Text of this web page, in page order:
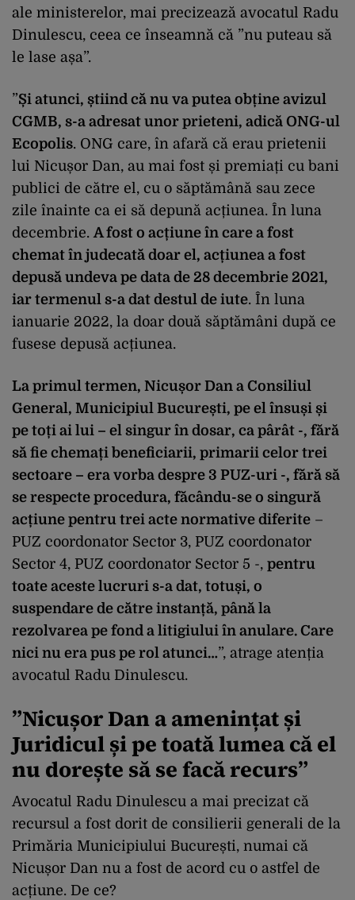
ale ministerelor, mai precizează avocatul Radu
Dinulescu, ceea ce înseamnă că ”nu puteau să
le lase așa”.
”Și atunci, știind că nu va putea obține avizul
CGMB, s-a adresat unor prieteni, adică ONG-ul
Ecopolis. ONG care, în afară că erau prietenii
lui Nicușor Dan, au mai fost și premiați cu bani
publici de către el, cu o săptămână sau zece
zile înainte ca ei să depună acțiunea. În luna
decembrie.A fost o acțiune în care a fost
chemat în judecată doar el, acțiunea a fost
depusă undeva pe data de 28 decembrie 2021,
iar termenul s-a dat destul de iute. În luna
ianuarie 2022, la doar două săptămâni după ce
fusese depusă acțiunea.
La primul termen, Nicușor Dan a Consiliul
General, Municipiul București, pe el însuși și
pe toți ai lui – el singur în dosar, ca pârât -, fără
să fie chemați beneficiarii, primarii celor trei
sectoare – era vorba despre 3 PUZ-uri -, fără să
se respecte procedura, făcându-se o singură
acțiune pentru trei acte normative diferite –
PUZ coordonator Sector 3, PUZ coordonator
Sector 4, PUZ coordonator Sector 5 -, pentru
toate aceste lucruri s-a dat, totuși, o
suspendare de către instanță, până la
rezolvarea pe fond a litigiului în anulare. Care
nici nu era pus pe rol atunci…”, atrage atenția
avocatul Radu Dinulescu.
”Nicușor Dan a amenințat și
Juridicul și pe toată lumea că el
nu dorește să se facă recurs”
Avocatul Radu Dinulescu a mai precizat că
recursul a fost dorit de consilierii generali de la
Primăria Municipiului București, numai că
Nicușor Dan nu a fost de acord cu o astfel de
acțiune. De ce?